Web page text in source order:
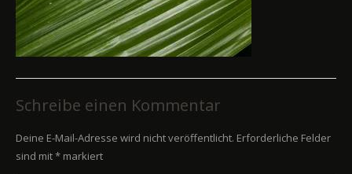
Schreibe einen Kommentar
Deine E-Mail-Adresse wird nicht veröffentlicht. Erforderliche Felder
sind mit* markiert